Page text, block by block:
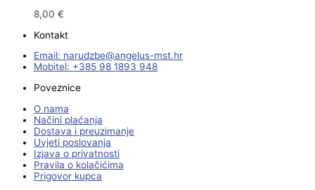
8,00 €
Kontakt
Email:
rh.tsm-sulegna
@ebzduran
Mobitel: +385 98 1893 948
Poveznice
O nama
Načini plaćanja
Dostava i preuzimanje
Uvjeti poslovanja
Izjava o privatnosti
Pravila o kolačićima
Prigovor kupca